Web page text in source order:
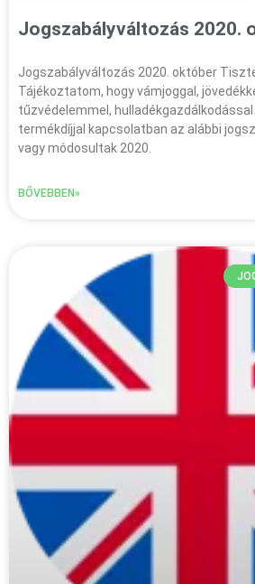
Jogszabályváltozás 2020.
Jogszabályváltozás 2020. október
Tájékoztatom, hogy vámjoggal,
tűzvédelemmel,
termékdíjjal kapcsolatban az alábbi
vagy módosultak 2020.
BŐVEBBEN»